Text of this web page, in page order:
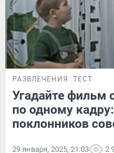
РАЗВЛЕЧЕНИЯ ТЕСТ
Угадайте фильм
по одному
поклонников
29 января, 2025, 21:03 2